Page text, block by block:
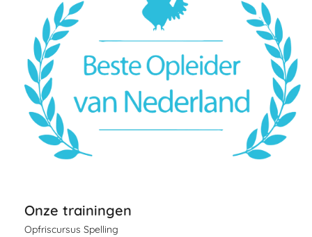
Onze trainingen
Opfriscursus Spelling